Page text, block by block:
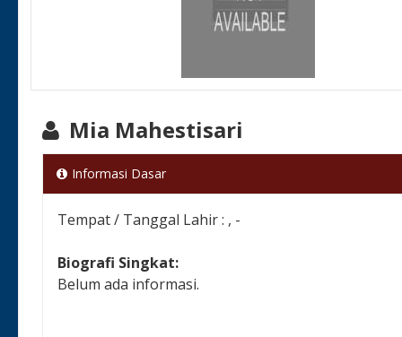
Mia Mahestisari
Informasi Dasar
Tempat / Tanggal Lahir : , -
Biografi Singkat:
Belum ada informasi.